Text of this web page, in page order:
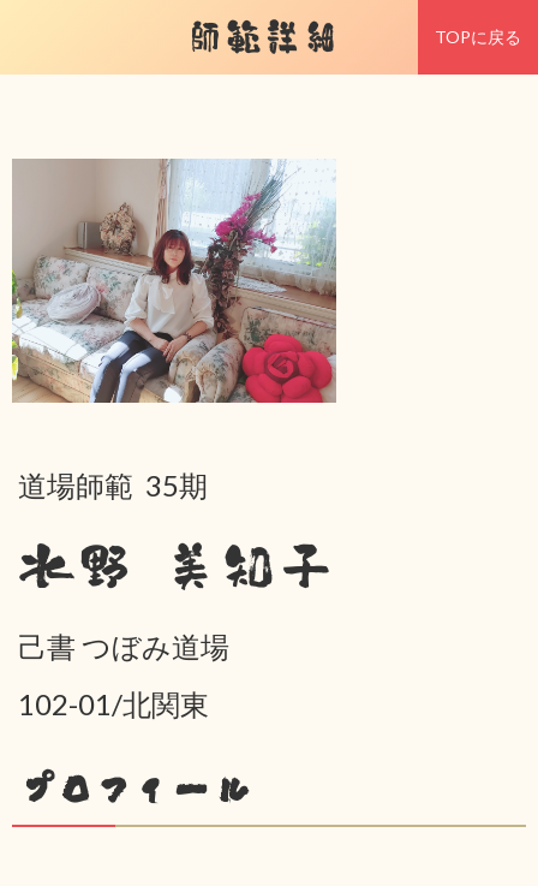
師範詳細 TOPに戻る
道場師範 35期
水野 美知子
己書 つぼみ道場
102-01/北関東
プロフィール